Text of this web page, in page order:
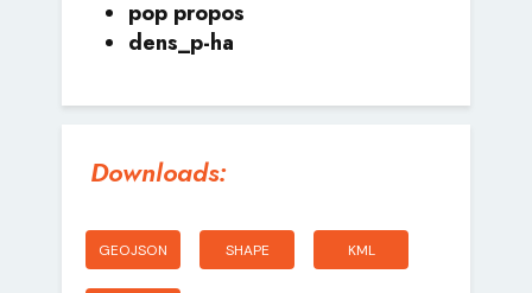
pop propos
dens_p-ha
Downloads:
GEOJSON SHAPE KML